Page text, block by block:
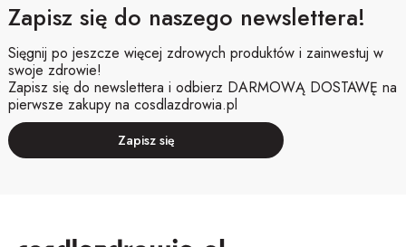
Zapisz się do naszego newslettera!
Sięgnij po jeszcze więcej zdrowych produktów i zainwestuj w
swoje zdrowie!
Zapisz się do newslettera i odbierz DARMOWĄ DOSTAWĘ na
pierwsze zakupy na cosdlazdrowia.pl
Zapisz się